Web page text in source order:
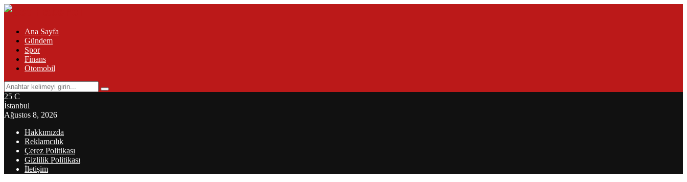
Ana Sayfa
Gündem
Spor
Finans
Otomobil
Search
for:
Search
25 C
İstanbul
Ağustos 8, 2026
Hakkımızda
Reklamcılık
Çerez Politikası
Gizlilik Politikası
İletişim